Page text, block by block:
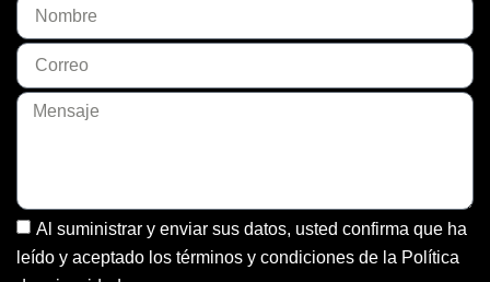
Al suministrar y enviar sus datos, usted confirma que ha
leído y aceptado los términos y condiciones de la Política